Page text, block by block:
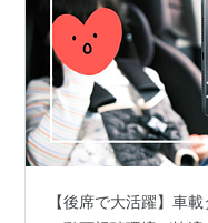
【後席で大活躍】車